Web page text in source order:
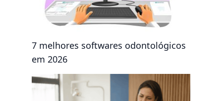
7 melhores softwares odontológicos
em 2026